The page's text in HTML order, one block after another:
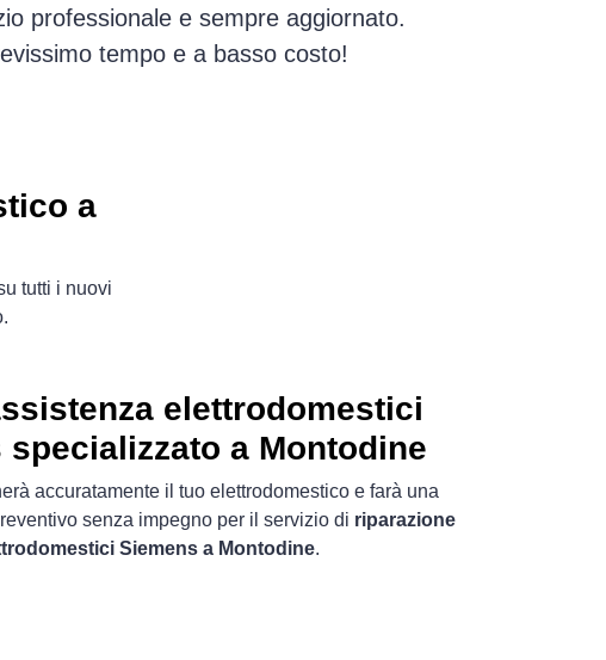
professionale e sempre aggiornato.
tempo e a basso costo!
a
tutti i nuovi
elettrodomestici
specializzato a Montodine
accuratamente il tuo elettrodomestico e farà una
senza impegno per il servizio di riparazione
Siemens a Montodine.